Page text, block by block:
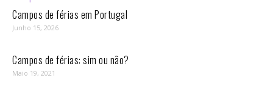
Campos de férias em Portugal
Junho 15, 2026
Campos de férias: sim ou não?
Maio 19, 2021